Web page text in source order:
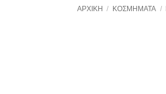
ΑΡΧΙΚΉ / ΚΟΣΜΉΜΑΤΑ /